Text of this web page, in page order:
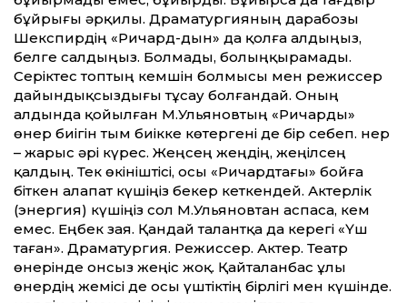
бұйрығы әрқилы. Драматургияның дарабозы
Шекспирдің «Ричард-дын» да қолға алдыңыз,
белге салдыңыз. Болмады, болыңқырамады.
Серіктес топтың кемшін болмысы мен режиссер
дайындықсыздығы тұсау болғандай. Оның
алдында қойылған М.Ульяновтың «Ричарды»
өнер биігін тым биікке көтергені де бір себеп. Өнер
– жарыс әрі күрес. Жеңсең жеңдің, жеңілсең
қалдың. Тек өкініштісі, осы «Ричардтағы» бойға
біткен алапат күшіңіз бекер кеткендей. Актерлік
(энергия) күшіңіз сол М.Ульяновтан аспаса, кем
емес. Еңбек зая. Қандай талантқа да керегі «Үш
таған». Драматургия. Режиссер. Актер. Театр
өнерінде онсыз жеңіс жоқ. Қайталанбас ұлы
өнердің жемісі де осы үштіктің бірлігі мен күшінде.